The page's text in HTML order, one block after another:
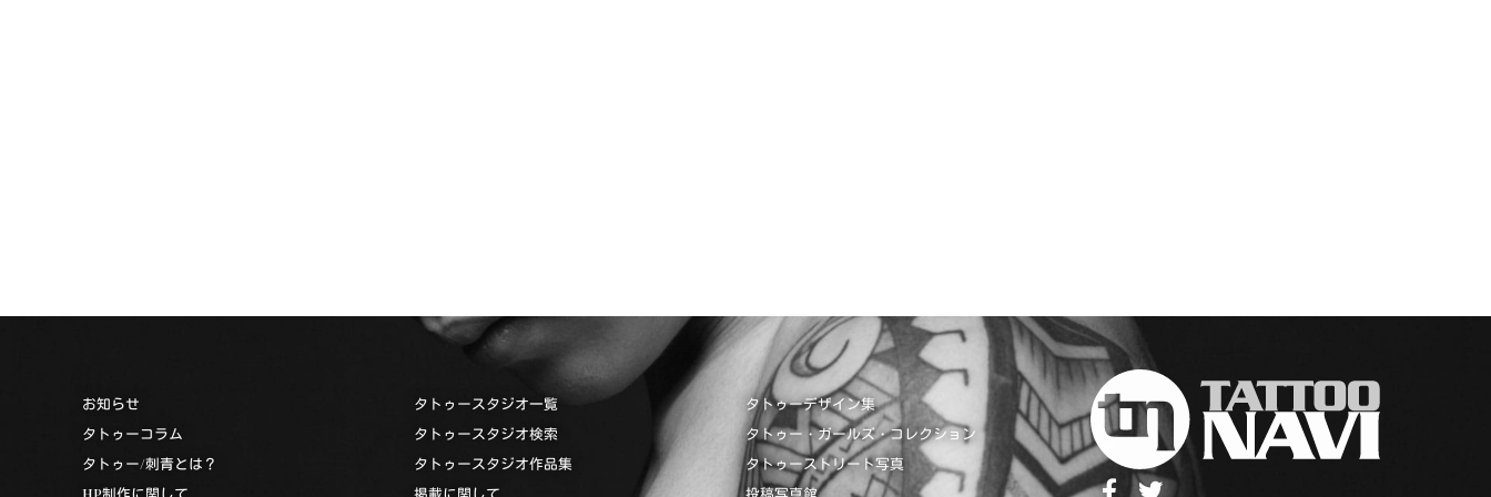
お知らせ
タトゥーコラム
タトゥー/刺青とは？
タトゥースタジオ一覧
タトゥースタジオ検索
タトゥースタジオ作品集
タトゥーデザイン集
タトゥー・ガールズ・コレクション
タトゥーストリート写真